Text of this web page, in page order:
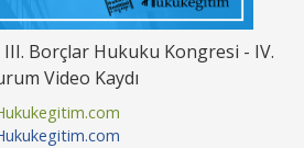
Borçlar Hukuku Kongresi - IV.
Video Kaydı